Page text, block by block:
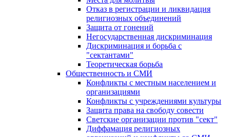
Отказ в регистрации и ликвидация
религиозных объединений
Защита от гонений
Негосударственная дискриминация
Дискриминация и борьба с
"сектантами"
Теоретическая борьба
Общественность и СМИ
Конфликты с местным населением и
организациями
Конфликты с учреждениями культуры
Защита права на свободу совести
Светские организации против "сект"
Диффамация религиозных